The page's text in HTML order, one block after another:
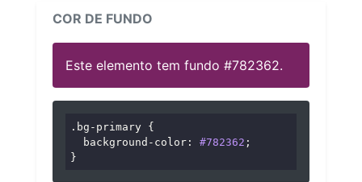
COR DE FUNDO
Este elemento tem fundo #782362.
.bg-primary {
background-color : #782362 ;
}